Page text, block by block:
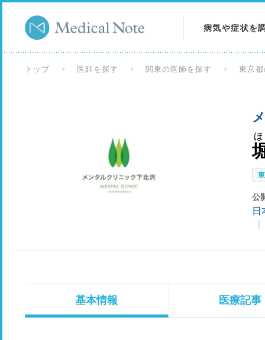
病気や症状を
検査を調べる
トップ 医師を探す 関東の医師を探す 東京
公
日
基本情報 医療記事